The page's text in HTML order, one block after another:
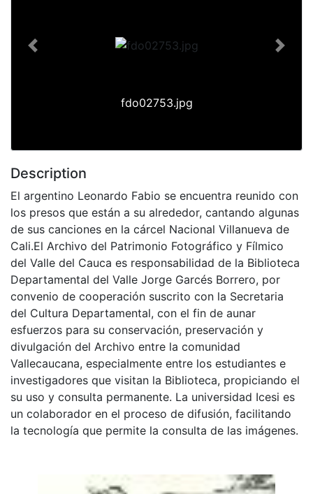
fdo02753.jpg
Previous Next
Description
El argentino Leonardo Fabio se encuentra reunido con
los presos que están a su alrededor, cantando algunas
de sus canciones en la cárcel Nacional Villanueva de
Cali.El Archivo del Patrimonio Fotográfico y Fílmico
del Valle del Cauca es responsabilidad de la Biblioteca
Departamental del Valle Jorge Garcés Borrero, por
convenio de cooperación suscrito con la Secretaria
del Cultura Departamental, con el fin de aunar
esfuerzos para su conservación, preservación y
divulgación del Archivo entre la comunidad
Vallecaucana, especialmente entre los estudiantes e
investigadores que visitan la Biblioteca, propiciando el
su uso y consulta permanente. La universidad Icesi es
un colaborador en el proceso de difusión, facilitando
la tecnología que permite la consulta de las imágenes.